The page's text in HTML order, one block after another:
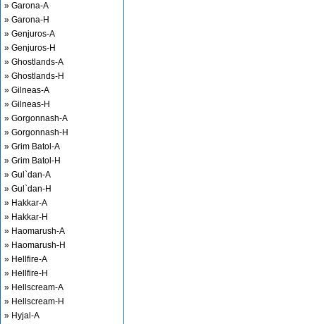
» Garona-A
» Garona-H
» Genjuros-A
» Genjuros-H
» Ghostlands-A
» Ghostlands-H
» Gilneas-A
» Gilneas-H
» Gorgonnash-A
» Gorgonnash-H
» Grim Batol-A
» Grim Batol-H
» Gul`dan-A
» Gul`dan-H
» Hakkar-A
» Hakkar-H
» Haomarush-A
» Haomarush-H
» Hellfire-A
» Hellfire-H
» Hellscream-A
» Hellscream-H
» Hyjal-A